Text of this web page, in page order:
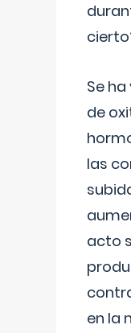
Se
de
las
acto
en la